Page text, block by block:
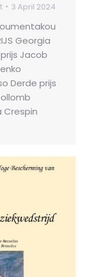
3 April 2024
Georgia
Jacob
Derde prijs
Crespin